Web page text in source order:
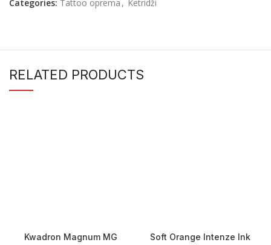
Categories: Tattoo oprema , Ketridži
RELATED PRODUCTS
Kwadron Magnum MG Soft Orange Intenze Ink